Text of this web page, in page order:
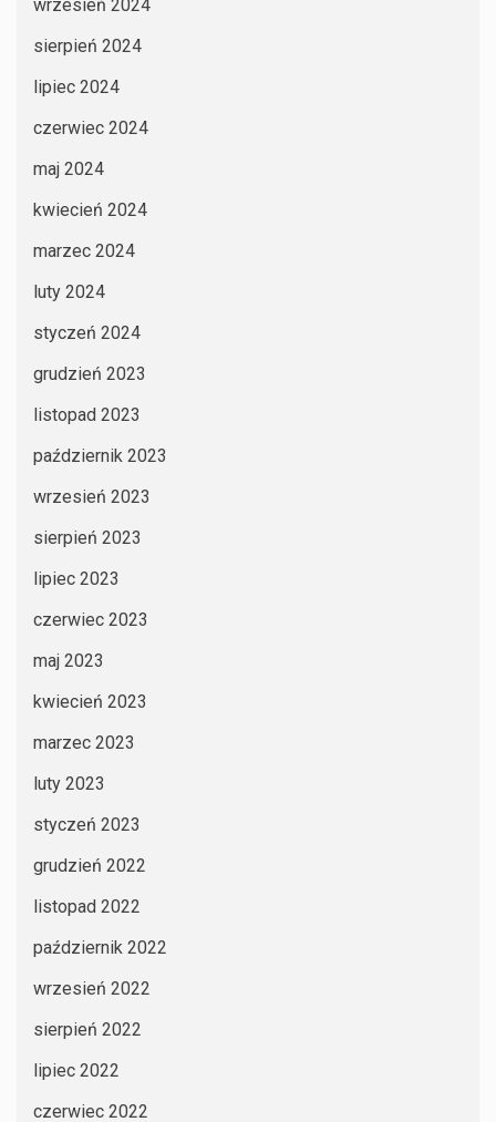
wrzesień 2024
sierpień 2024
lipiec 2024
czerwiec 2024
maj 2024
kwiecień 2024
marzec 2024
luty 2024
styczeń 2024
grudzień 2023
listopad 2023
październik 2023
wrzesień 2023
sierpień 2023
lipiec 2023
czerwiec 2023
maj 2023
kwiecień 2023
marzec 2023
luty 2023
styczeń 2023
grudzień 2022
listopad 2022
październik 2022
wrzesień 2022
sierpień 2022
lipiec 2022
czerwiec 2022